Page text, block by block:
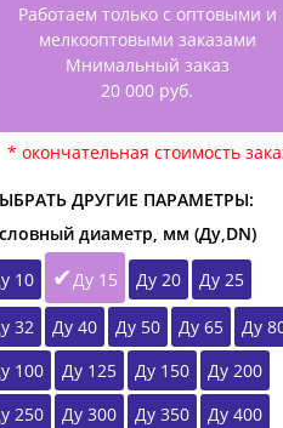
Работаем только с оптовыми и
мелкооптовыми заказами
Мнимальный заказ
20 000 руб.
* окончательная стоимость
ДРУГИЕ ПАРАМЕТРЫ:
диаметр, мм (Ду,DN)
10
Ду 15 Ду 20 Ду 25
32 Ду 40 Ду 50 Ду 65
Ду
100
Ду 125 Ду 150
Ду 200
250
Ду 300 Ду 350
Ду 400